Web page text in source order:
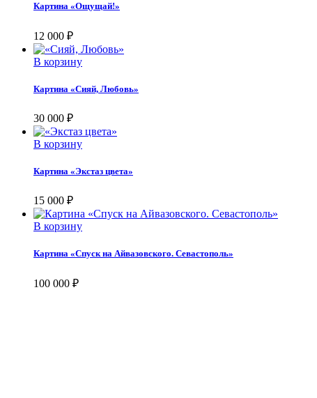
Картина «Ощущай!»
12 000 ₽
В корзину
Картина «Сияй, Любовь»
30 000 ₽
В корзину
Картина «Экстаз цвета»
15 000 ₽
В корзину
Картина «Спуск на Айвазовского. Севастополь»
100 000 ₽